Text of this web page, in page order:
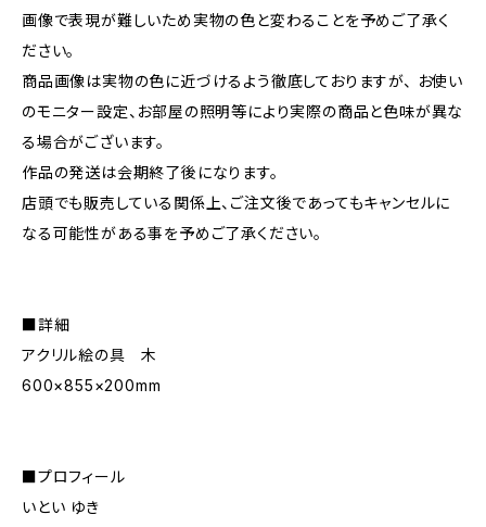
画像で表現が難しいため実物の色と変わることを予めご了承く
ださい。
商品画像は実物の色に近づけるよう徹底しておりますが、 お使い
のモニター設定、お部屋の照明等により実際の商品と色味が異な
る場合がございます。
作品の発送は会期終了後になります。
店頭でも販売している関係上、ご注文後であってもキャンセルに
なる可能性がある事を予めご了承ください。
■詳細
アクリル絵の具 木
600×855×200mm
■プロフィール
いとい ゆき